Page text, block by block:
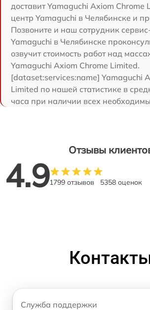
доставит Yamaguchi Axiom Chrome
центр Yamaguchi в Челябинске и
Позвоните и наш сотрудник
Yamaguchi в Челябинске
озвучит стоимость работ над
Yamaguchi Axiom Chrome Limited.
[dataset:services:name] Yamaguchi
Limited по нашей статистике в
часа при наличии всех
Отзывы
4.91799 отзывов 5358 оценок
Служба поддержки